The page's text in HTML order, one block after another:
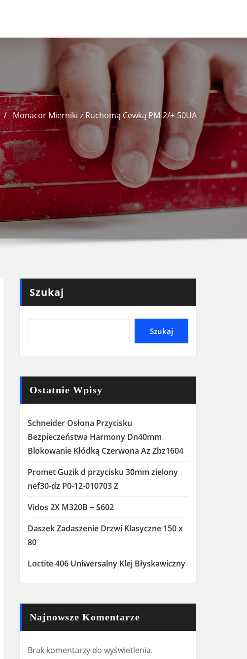
Monacor Mierniki z Ruchomą Cewką PM-2/+-50UA
Szukaj
Szukaj
Ostatnie Wpisy
Schneider Osłona Przycisku
Bezpieczeństwa Harmony Dn40mm
Blokowanie Kłódką Czerwona Az Zbz1604
Promet Guzik d przycisku 30mm zielony
nef30-dz P0-12-010703 Z
Vidos 2X M320B + S602
Daszek Zadaszenie Drzwi Klasyczne 150 x
80
Loctite 406 Uniwersalny Klej Błyskawiczny
Najnowsze Komentarze
Brak komentarzy do wyświetlenia.